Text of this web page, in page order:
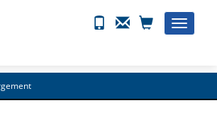
Toggle